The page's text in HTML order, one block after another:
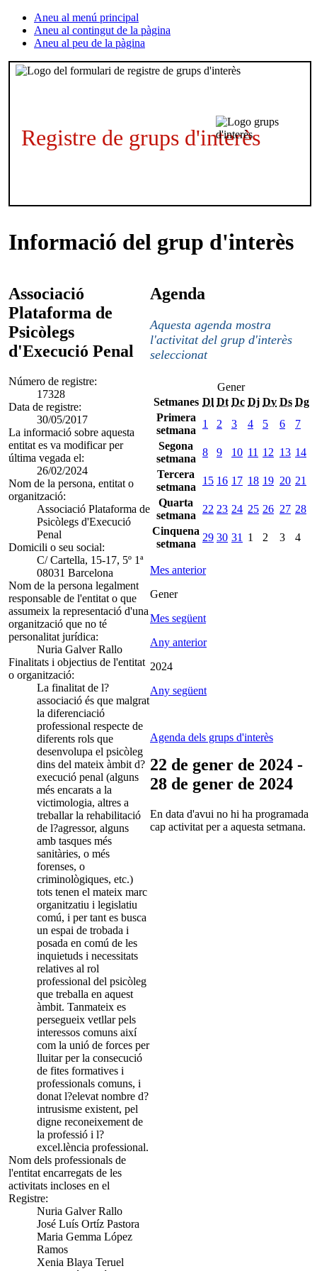
Aneu al menú principal
Aneu al contingut de la pàgina
Aneu al peu de la pàgina
Registre de grups d'interès
Informació del grup d'interès
Associació
Plataforma de
Psicòlegs
d'Execució Penal
Número de registre:
17328
Data de registre:
30/05/2017
La informació sobre aquesta
entitat es va modificar per
última vegada el:
26/02/2024
Nom de la persona, entitat o
organització:
Associació Plataforma de
Psicòlegs d'Execució
Penal
Domicili o seu social:
C/ Cartella, 15-17, 5º 1ª
08031 Barcelona
Nom de la persona legalment
responsable de l'entitat o que
assumeix la representació d'una
organització que no té
personalitat jurídica:
Nuria Galver Rallo
Finalitats i objectius de l'entitat
o organització:
La finalitat de l?
associació és que malgrat
la diferenciació
professional respecte de
diferents rols que
desenvolupa el psicòleg
dins del mateix àmbit d?
execució penal (alguns
més encarats a la
victimologia, altres a
treballar la rehabilitació
de l?agressor, alguns
amb tasques més
sanitàries, o més
forenses, o
criminològiques, etc.)
tots tenen el mateix marc
organitzatiu i legislatiu
comú, i per tant es busca
un espai de trobada i
posada en comú de les
inquietuds i necessitats
relatives al rol
professional del psicòleg
que treballa en aquest
àmbit. Tanmateix es
persegueix vetllar pels
interessos comuns així
com la unió de forces per
lluitar per la consecució
de fites formatives i
professionals comuns, i
donat l?elevat nombre d?
intrusisme existent, pel
digne reconeixement de
la professió i l?
excel.lència professional.
Nom dels professionals de
l'entitat encarregats de les
activitats incloses en el
Registre:
Nuria Galver Rallo
José Luís Ortíz Pastora
Maria Gemma López
Ramos
Xenia Blaya Teruel
Agenda
Aquesta agenda mostra
l'activitat del grup d'interès
seleccionat
Gener
Setmanes Dl Dt Dc Dj Dv Ds Dg
Primera
setmana
1 2 3 4 5 6
7
Segona
setmana
8 9 10 11 12 13 14
Tercera
setmana
15 16 17 18 19 20 21
Quarta
setmana
22 23 24 25 26 27 28
Cinquena
setmana
29 30 31 1 2 3 4
Mes anterior
Gener
Mes següent
Any anterior
2024
Any següent
Agenda dels grups d'interès
22 de gener de 2024 -
28 de gener de 2024
En data d'avui no hi ha programada
cap activitat per a aquesta setmana.